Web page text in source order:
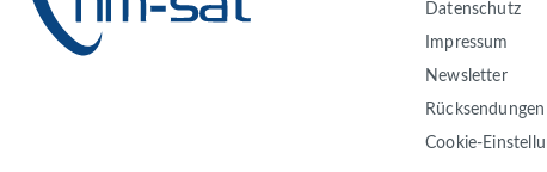
Datenschutz
Impressum
Newsletter
Rücksendungen
Cookie-